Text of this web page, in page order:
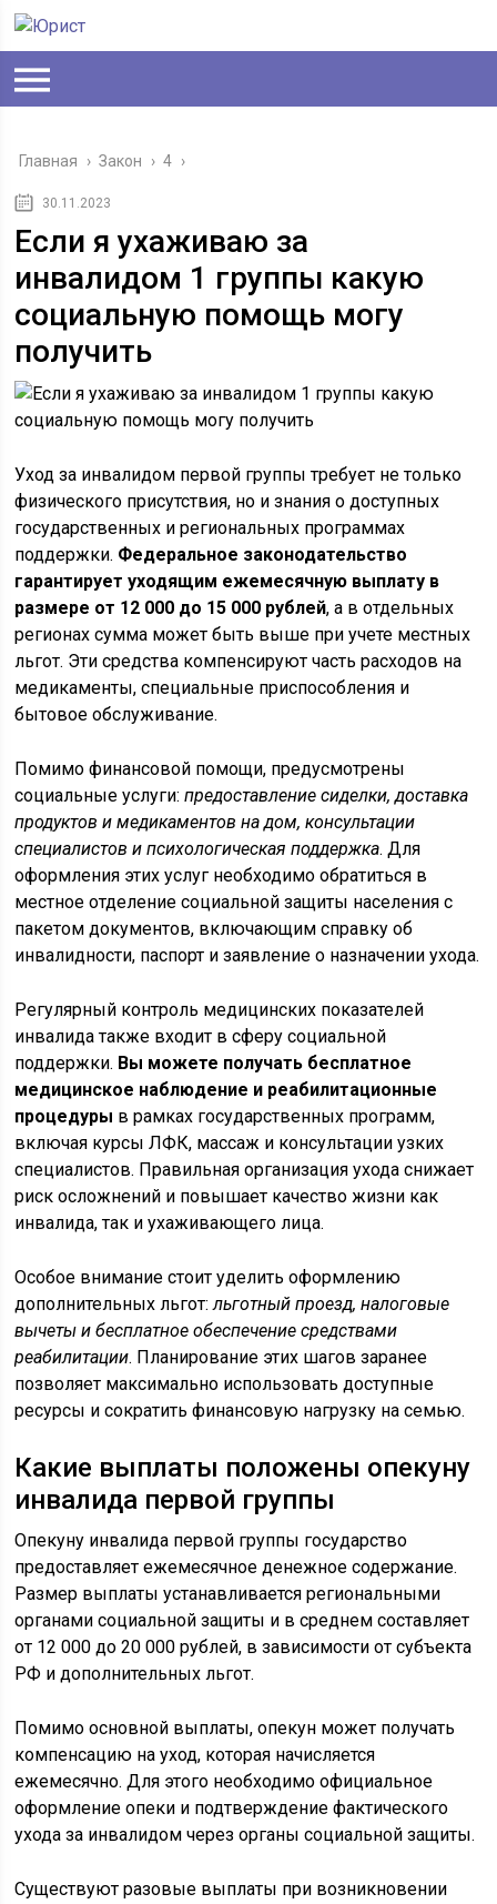
Главная › Закон › 4 ›
30.11.2023
Если я ухаживаю за
инвалидом 1 группы какую
социальную помощь могу
получить
Уход за инвалидом первой группы требует не только
физического присутствия, но и знания о доступных
государственных и региональных программах
поддержки. Федеральное законодательство
гарантирует уходящим ежемесячную выплату в
размере от 12 000 до 15 000 рублей, а в отдельных
регионах сумма может быть выше при учете местных
льгот. Эти средства компенсируют часть расходов на
медикаменты, специальные приспособления и
бытовое обслуживание.
Помимо финансовой помощи, предусмотрены
социальные услуги:предоставление сиделки, доставка
продуктов и медикаментов на дом, консультации
специалистов и психологическая поддержка. Для
оформления этих услуг необходимо обратиться в
местное отделение социальной защиты населения с
пакетом документов, включающим справку об
инвалидности, паспорт и заявление о назначении ухода.
Регулярный контроль медицинских показателей
инвалида также входит в сферу социальной
поддержки. Вы можете получать бесплатное
медицинское наблюдение и реабилитационные
процедуры в рамках государственных программ,
включая курсы ЛФК, массаж и консультации узких
специалистов. Правильная организация ухода снижает
риск осложнений и повышает качество жизни как
инвалида, так и ухаживающего лица.
Особое внимание стоит уделить оформлению
дополнительных льгот:льготный проезд, налоговые
вычеты и бесплатное обеспечение средствами
реабилитации. Планирование этих шагов заранее
позволяет максимально использовать доступные
ресурсы и сократить финансовую нагрузку на семью.
Какие выплаты положены опекуну
инвалида первой группы
Опекуну инвалида первой группы государство
предоставляет ежемесячное денежное содержание.
Размер выплаты устанавливается региональными
органами социальной защиты и в среднем составляет
от 12 000 до 20 000 рублей, в зависимости от субъекта
РФ и дополнительных льгот.
Помимо основной выплаты, опекун может получать
компенсацию на уход, которая начисляется
ежемесячно. Для этого необходимо официальное
оформление опеки и подтверждение фактического
ухода за инвалидом через органы социальной защиты.
Существуют разовые выплаты при возникновении